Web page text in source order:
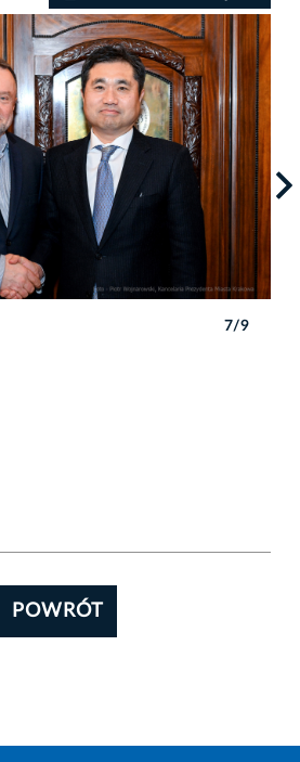
7/9
POWRÓT